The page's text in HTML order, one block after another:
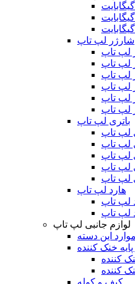
شارژر لپ تاپ
باتری لپ تاپ
هارد لپ تاپ
لوازم جانبی لپ تاپ
این دسته
پایه خنک کننده
کیف و کوله